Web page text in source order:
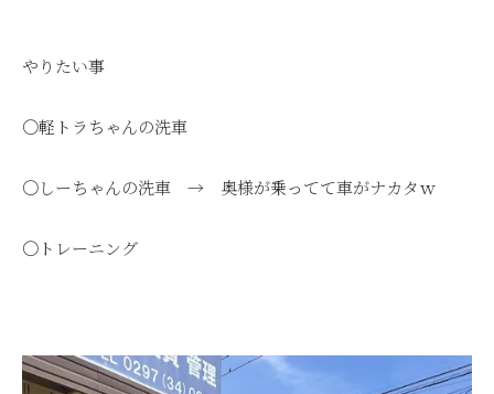
やりたい事
〇軽トラちゃんの洗車
〇しーちゃんの洗車 → 奥様が乗ってて車がナカタｗ
〇トレーニング